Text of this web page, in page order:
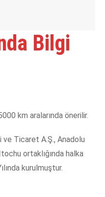
Bilgi
km aralarında önerilir.
Ticaret A.Ş., Anadolu
ortaklığında halka
kurulmuştur.